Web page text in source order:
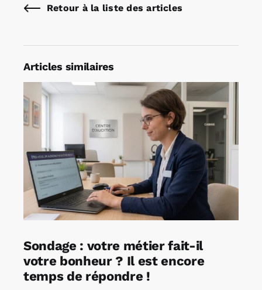
Retour à la liste des articles
Articles similaires
Sondage : votre métier fait-il
votre bonheur ? Il est encore
temps de répondre !